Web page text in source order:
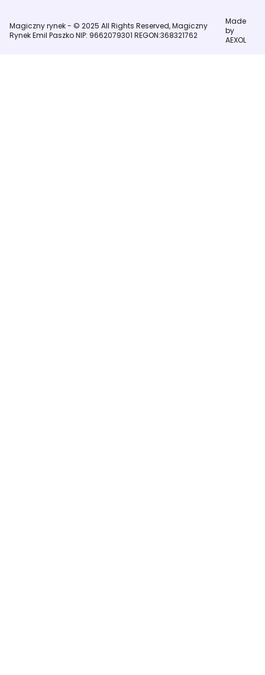
Magiczny rynek - © 2025 All Rights Reserved, Magiczny
Rynek Emil Paszko NIP: 9662079301 REGON:368321762
Made
by
AEXOL